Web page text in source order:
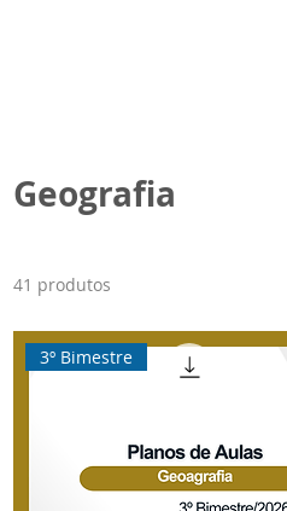
Geografia
41 produtos
3º Bimestre